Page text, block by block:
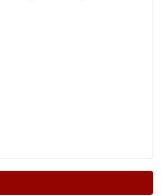
nové solární systémy, tepelná čerpadla a